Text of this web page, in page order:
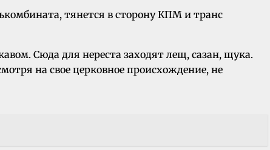
тянется в сторону КПМ и транс
Сюда для нереста заходят лещ, сазан, щука.
на свое церковное происхождение, не